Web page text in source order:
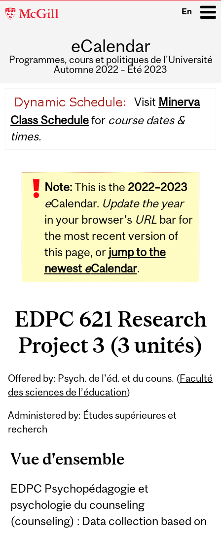
McGill
En
eCalendar
Programmes, cours et politiques de l'Université
Automne 2022 – Été 2023
navigation
Visit Minerva
Class Schedulefor course dates &
times.
Note:This is the 2022–2023
eCalendar. Update the year
in your browser's URLbar for
the most recent version of
this page, or jump to the
newest eCalendar.
EDPC 621 Research
Project 3 (3 unités)
Offered by: Psych. de l'éd. et du couns. (Faculté
des sciences de l’éducation)
Administered by: Études supérieures et
recherch
Vue d'ensemble
EDPC Psychopédagogie et
psychologie du counseling
(counseling) : Data collection based on
Related
Content